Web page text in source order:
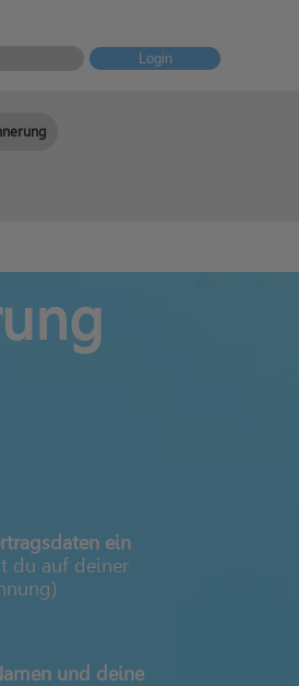
Login
ein
du auf deiner
und deine